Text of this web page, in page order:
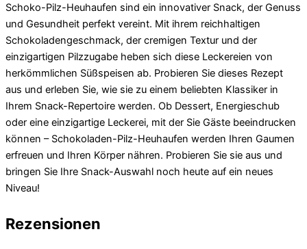
Schoko-Pilz-Heuhaufen sind ein innovativer Snack, der Genuss
und Gesundheit perfekt vereint. Mit ihrem reichhaltigen
Schokoladengeschmack, der cremigen Textur und der
einzigartigen Pilzzugabe heben sich diese Leckereien von
herkömmlichen Süßspeisen ab. Probieren Sie dieses Rezept
aus und erleben Sie, wie sie zu einem beliebten Klassiker in
Ihrem Snack-Repertoire werden. Ob Dessert, Energieschub
oder eine einzigartige Leckerei, mit der Sie Gäste beeindrucken
können – Schokoladen-Pilz-Heuhaufen werden Ihren Gaumen
erfreuen und Ihren Körper nähren. Probieren Sie sie aus und
bringen Sie Ihre Snack-Auswahl noch heute auf ein neues
Niveau!
Rezensionen